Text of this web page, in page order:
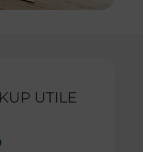
UTILE